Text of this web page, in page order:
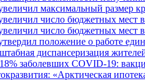
максимальный размер
число бюджетных мест
число бюджетных мест
положение о работе
диспансеризация
заболевших COVID-19:
«Арктическая